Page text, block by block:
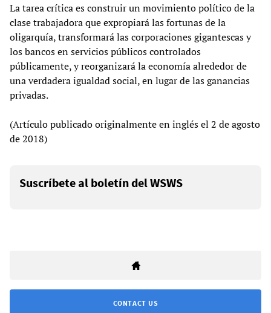
La tarea crítica es construir un movimiento político de la
clase trabajadora que expropiará las fortunas de la
oligarquía, transformará las corporaciones gigantescas y
los bancos en servicios públicos controlados
públicamente, y reorganizará la economía alrededor de
una verdadera igualdad social, en lugar de las ganancias
privadas.
(Artículo publicado originalmente en inglés el 2 de agosto
de 2018)
Suscríbete al boletín del WSWS
CONTACT US